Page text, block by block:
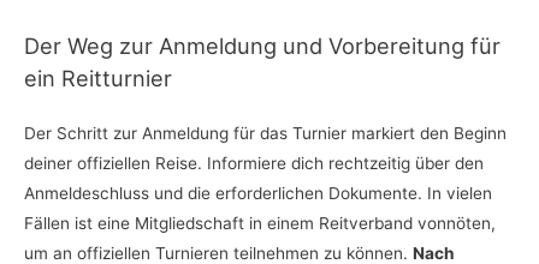
Der Weg zur Anmeldung und Vorbereitung für
ein Reitturnier
Der Schritt zur Anmeldung für das Turnier markiert den Beginn
deiner offiziellen Reise. Informiere dich rechtzeitig über den
Anmeldeschluss und die erforderlichen Dokumente. In vielen
Fällen ist eine Mitgliedschaft in einem Reitverband vonnöten,
um an offiziellen Turnieren teilnehmen zu können. Nach